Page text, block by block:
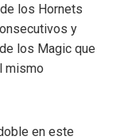
los Hornets
y
los Magic que
mismo
en este